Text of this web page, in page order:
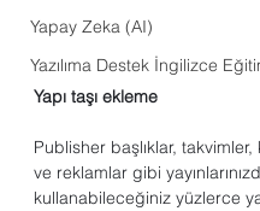
Yapay Zeka (AI)
Yazılıma Destek İngilizce
Yapı taşı ekleme
Publisher başlıklar, takvimler,
ve reklamlar gibi
kullanabileceğiniz yüzlerce